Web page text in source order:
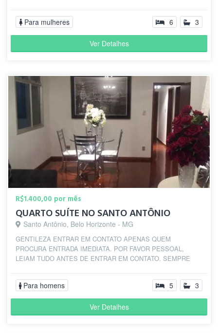
Para mulheres 6 3
Ver Detalhes
R$1.400,00 por mês
QUARTO SUÍTE NO SANTO ANTÔNIO
Santo Antônio, Belo Horizonte - MG
GENTILEZA ENTRAR EM CONTATO APENAS QUEM
PROCURA ENTRADA IMEDIATA. POR FAVOR PESSOAL,
LEIAM TUDO ANTES DE ENTRAR EM CONTATO. SEMPRE
Para homens 5 3
Ver Detalhes